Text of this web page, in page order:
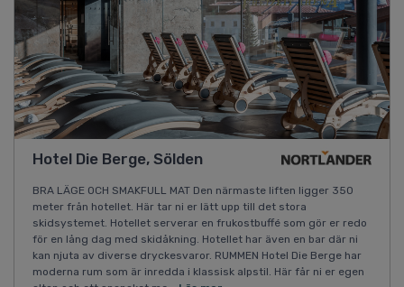
Hotel Die Berge, Sölden
BRA LÄGE OCH SMAKFULL MAT Den närmaste liften ligger 350
meter från hotellet. Här tar ni er lätt upp till det stora
skidsystemet. Hotellet serverar en frukostbuffé som gör er redo
för en lång dag med skidåkning. Hotellet har även en bar där ni
kan njuta av diverse dryckesvaror. RUMMEN Hotel Die Berge har
moderna rum som är inredda i klassisk alpstil. Här får ni er egen